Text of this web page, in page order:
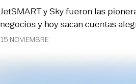
15 NOVIEMBRE
JetSMART y Sky fueron las
negocios y hoy sacan cuentas